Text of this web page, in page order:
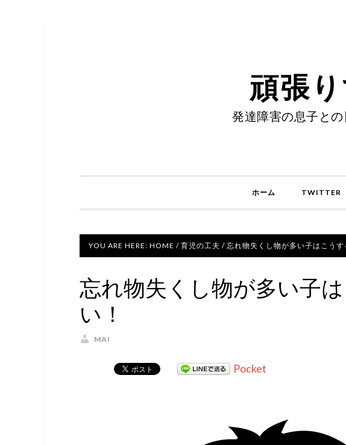
頑張
発達障害の息子との
ホーム TWITTER
YOU ARE HERE: HOME / 育児の工夫 / 忘れ物失くし物が多い子はこうす
忘れ物失くし物が多い子
い！
MAI
Pocket